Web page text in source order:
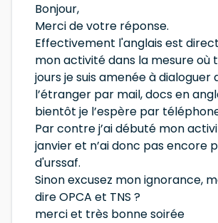
Bonjour,
Merci de votre réponse.
Effectivement l'anglais est
mon activité dans la mesure où
jours je suis amenée à dialoguer
l’étranger par mail, docs en
bientôt je l’espère par
Par contre j’ai débuté mon
janvier et n’ai donc pas encore
d'urssaf.
Sinon excusez mon ignorance,
dire OPCA et TNS ?
merci et très bonne soirée